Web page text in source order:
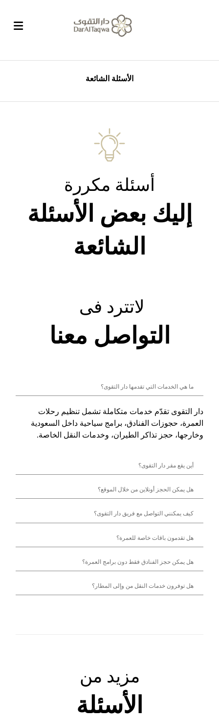
الأسئلة الشائعة
أسئلة مكررة
إليك بعض الأسئلة
الشائعة
لاتترد فى
التواصل معنا
ما هي الخدمات التي تقدمها دار التقوى؟
دار التقوى تقدّم خدمات متكاملة تشمل تنظيم رحلات
العمرة، حجوزات الفنادق، برامج سياحية داخل السعودية
وخارجها، حجز تذاكر الطيران، وخدمات النقل الخاصة.
أين يقع مقر دار التقوى؟
هل يمكن الحجز أونلاين من خلال الموقع؟
كيف يمكنني التواصل مع فريق دار التقوى؟
هل تقدمون باقات خاصة للعمرة؟
هل يمكن حجز الفنادق فقط دون برامج العمرة؟
هل توفرون خدمات النقل من وإلى المطار؟
مزيد من
الأسئلة